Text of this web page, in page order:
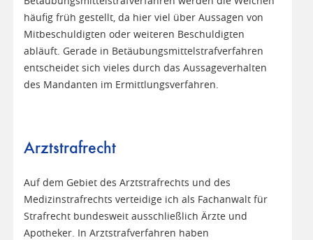
häufig früh gestellt, da hier viel über Aussagen von
Mitbeschuldigten oder weiteren Beschuldigten
abläuft. Gerade in Betäubungsmittelstrafverfahren
entscheidet sich vieles durch das Aussageverhalten
des Mandanten im Ermittlungsverfahren.
Arztstrafrecht
Auf dem Gebiet des Arztstrafrechts und des
Medizinstrafrechts verteidige ich als Fachanwalt für
Strafrecht bundesweit ausschließlich Ärzte und
Apotheker. In Arztstrafverfahren haben